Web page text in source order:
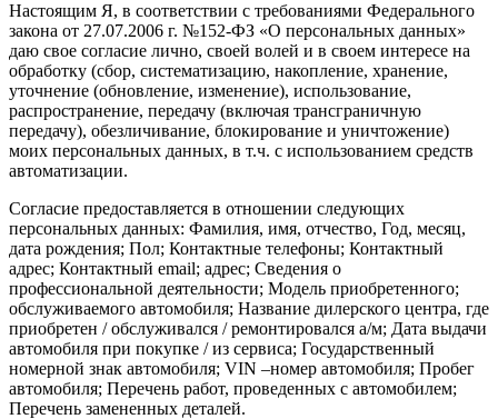
Настоящим Я, в соответствии с требованиями Федерального
закона от 27.07.2006 г. №152-ФЗ «О персональных данных»
даю свое согласие лично, своей волей и в своем интересе на
обработку (сбор, систематизацию, накопление, хранение,
уточнение (обновление, изменение), использование,
распространение, передачу (включая трансграничную
передачу), обезличивание, блокирование и уничтожение)
моих персональных данных, в т.ч. с использованием средств
автоматизации.
Согласие предоставляется в отношении следующих
персональных данных: Фамилия, имя, отчество, Год, месяц,
дата рождения; Пол; Контактные телефоны; Контактный
адрес; Контактный email; адрес; Сведения о
профессиональной деятельности; Модель приобретенного;
обслуживаемого автомобиля; Название дилерского центра, где
приобретен / обслуживался / ремонтировался а/м; Дата выдачи
автомобиля при покупке / из сервиса; Государственный
номерной знак автомобиля; VIN –номер автомобиля; Пробег
автомобиля; Перечень работ, проведенных с автомобилем;
Перечень замененных деталей.